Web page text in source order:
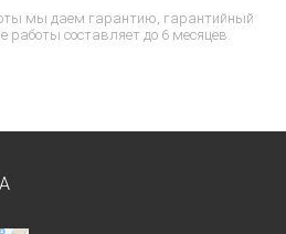
мы даем гарантию, гарантийный
работы составляет до 6 месяцев.